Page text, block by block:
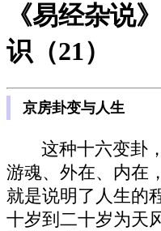
《易经杂说
识（21）
京房卦变与人生
这种十六变卦
游魂、外在、内在
就是说明了人生的
十岁到二十岁为天